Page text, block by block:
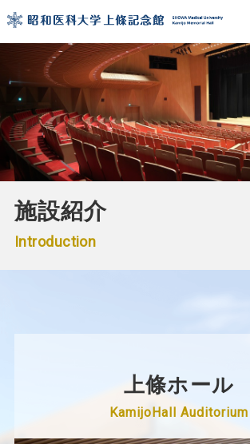
施設紹介
Introduction
上條ホール
KamijoHall Auditorium